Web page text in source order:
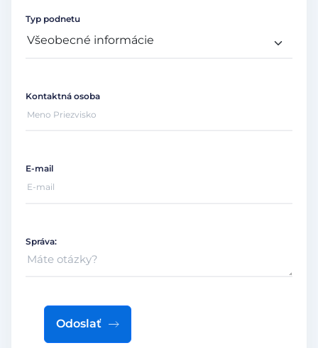
Typ podnetu
Kontaktná osoba
E-mail
Správa:
Odoslať